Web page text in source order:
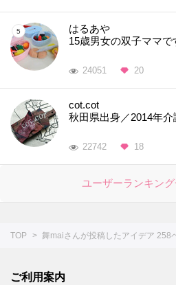
はるあや
15歳男女の双子ママで
24051 20
cot.cot
秋田県出身／2014年
22742 18
ユーザーランキン
TOP 舞maiさんが投稿したアイデア 258
ご利用案内